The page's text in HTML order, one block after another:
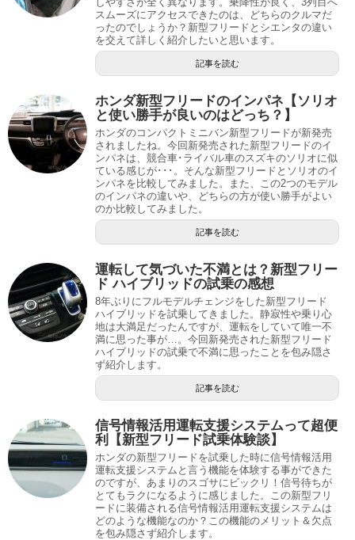
スムーズにアクセスできたのは、どちらのクルマだ
ったのでしょうか？新型フリードとシエンタの違い
を交えて詳しく紹介したいと思います。
記事を読む
ホンダ新型フリードのインパネ【ソリオ
と使い勝手が良いのはどっち？】
ホンダのコンパクトミニバン新型フリードが新発売
されましたね。今回新発売された新型フリードのイ
ンパネは、競合車･ライバル車のスズキのソリオに似
ている感じが･･･。そんな新型フリードとソリオのイ
ンパネを比較してみました。また、この2つのモデル
のインパネの違いや、どちらの方が使い勝手がよい
のか比較してみました。
記事を読む
運転して気づいた不満とは？新型フリー
ド ハイブリッドの試乗の感想
8年ぶりにフルモデルチェンジをした新型フリード
ハイブリッドを試乗してきました。静寂性や乗り心
地は大満足だったんですが、運転をしていて唯一不
満に思った事が…。今回新発売された新型フリード
ハイブリッドの試乗で不満に思ったことを包み隠さ
ず紹介します。
記事を読む
信号情報活用運転支援システムって超便
利【新型フリード試乗体験談】
ホンダの新型フリードを試乗した時に信号情報活用
運転支援システムと言う機能を体験する事ができた
のですが、あまりのスゴサにビックリ！信号待ちが
とてもラクになるように感じました。この新型フリ
ードに装備される信号情報活用運転支援システムは
どのような機能なのか？この機能のメリット＆欠点
を包み隠さず紹介します。